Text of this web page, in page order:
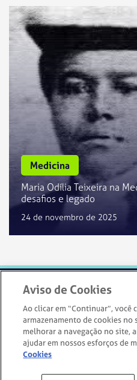
Medicina
Maria Odília Teixeira na
desafios e legado
24 de novembro de 2025
IR
Aviso de Cookies
Ao clicar em “Continuar”, você
armazenamento de cookies no
melhorar a navegação no site,
ajudar em nossos esforços de
Cookies